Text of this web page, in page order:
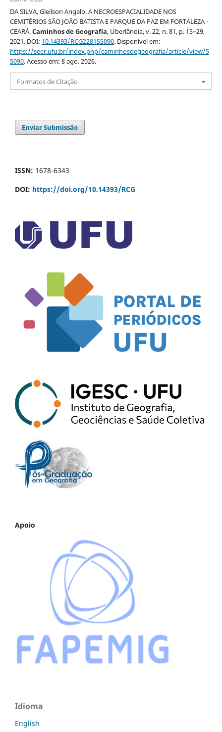
DA SILVA, Gleilson Angelo. A NECROESPACIALIDADE NOS
CEMITÉRIOS SÃO JOÃO BATISTA E PARQUE DA PAZ EM FORTALEZA -
CEARÁ.Caminhos de Geografia, Uberlândia, v. 22, n. 81, p. 15–29,
2021. DOI: 10.14393/RCG228155090. Disponível em:
https://seer.ufu.br/index.php/caminhosdegeografia/article/view/5
5090. Acesso em: 8 ago. 2026.
Formatos de Citação
Enviar Submissão
ISSN: 1678-6343
DOI: https://doi.org/10.14393/RCG
Apoio
Idioma
English